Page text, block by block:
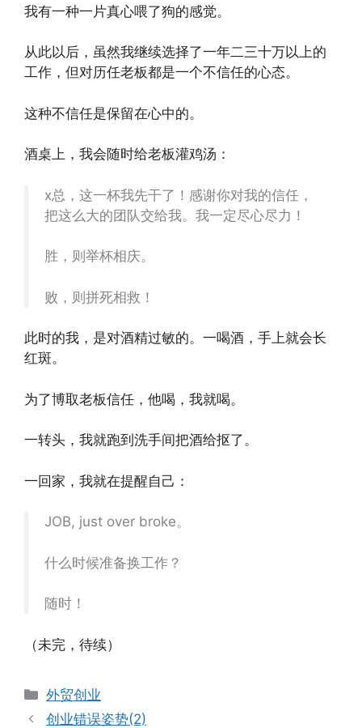
我有一种一片真心喂了狗的感觉。
从此以后，虽然我继续选择了一年二三十万以上的
工作，但对历任老板都是一个不信任的心态。
这种不信任是保留在心中的。
酒桌上，我会随时给老板灌鸡汤：
x总，这一杯我先干了！感谢你对我的信任，
把这么大的团队交给我。我一定尽心尽力！
胜，则举杯相庆。
败，则拼死相救！
此时的我，是对酒精过敏的。一喝酒，手上就会长
红斑。
为了博取老板信任，他喝，我就喝。
一转头，我就跑到洗手间把酒给抠了。
一回家，我就在提醒自己：
JOB, just over broke。
什么时候准备换工作？
随时！
（未完，待续）
分
类
外贸创业
创业错误姿势(2)